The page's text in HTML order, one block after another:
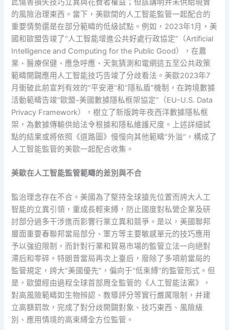
此傷害損失技巧立異與花費者權益；但該講明并未供給現實
的風險治理東西。當下，美歐間的人工智能監管一起配合的
重要情勢還是在部分範疇的低級試點。例如，2023年1月，美
國和歐盟告竣了“人工智能增進公共好處行政協定”（Artificial
Intelligence and Computing for the Public Good），在農
業、醫療保健、應急呼應、天氣猜測和電網這五至公共政策
範疇開闢應用人工智能技巧告竣了分歧看法。美歐2023年7
月衝破此前宣判有效的“平安港”和“隱私盾”機制，在跨境數據
活動範疇告竣“歐盟-美國數據隱私框架協定”（EU-U.S. Data
Privacy Framework），樹立了新版跨年夜西洋數據隱私框
架，為數據傳輸供給法令根據和隱私維護尺度。上述詳細試
點的結果或將依照《道路圖》慢慢向其他範疇“外溢”，構成了
人工智能監管的美歐一起配合收集。
美歐在人工智能監管範疇的差別與不合
監治理念存在不合。美國為了堅持全球搶先位置而誇大人工
智能的立異引領，重成長輕束縛，防止國度對私營企業及研
討部分過多干涉進而影響行業立異和競爭。是以，美國聯邦
層面重要春聯邦當局部分、軍方等主要敏感單元的技巧應用
予以強迫限制，而針對行業和貿易市場的監管立法一向絕對
滯后和零碎。特朗普當局再次上臺后，廢除了多項前當局的
監管規定，誇大“美國優先”，偏向于“低束縛”的監管形式。但
是，歐盟經由過程全球首部周全監管的《人工智能法案》，
對高風險範疇如生物辨認、教導評分等實行嚴厲限制，并建
立高額罰款，完成了對分歧開闢對象、技巧東西、風險級
別、應用情境的高束縛全方位監管。